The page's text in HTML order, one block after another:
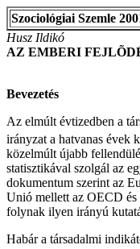
Szociológiai Szemle
Husz Ildikó
AZ EMBERI
Bevezetés
Az elmúlt évtizedben a
irányzat a hatvanas évek
közelmúlt újabb
statisztikával szolgál az
dokumentum szerint az
Unió mellett az OECD és
folynak ilyen irányú
Habár a társadalmi